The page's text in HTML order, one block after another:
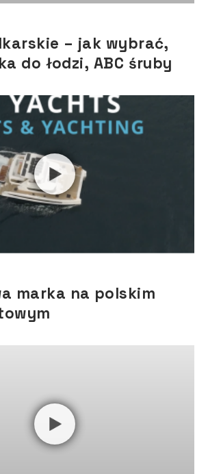
– jak wybrać,
do łodzi, ABC śruby
marka na polskim